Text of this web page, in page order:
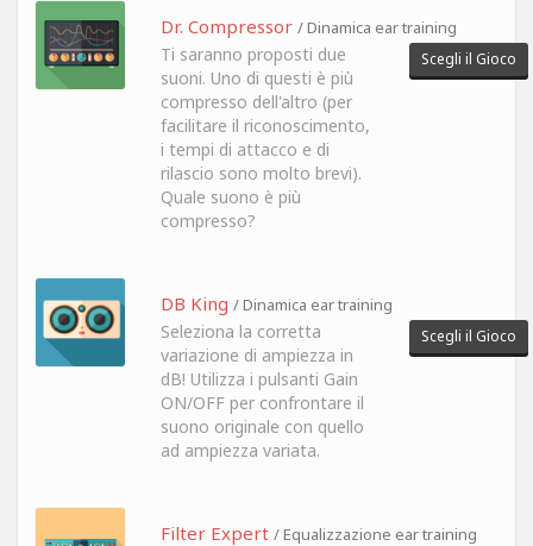
Dr. Compressor / Dinamica ear training
Ti saranno proposti due
suoni. Uno di questi è più
compresso dell'altro (per
facilitare il riconoscimento,
i tempi di attacco e di
rilascio sono molto brevi).
Quale suono è più
compresso?
Scegli il Gioco
DB King / Dinamica ear training
Seleziona la corretta
variazione di ampiezza in
dB! Utilizza i pulsanti Gain
ON/OFF per confrontare il
suono originale con quello
ad ampiezza variata.
Scegli il Gioco
Filter Expert / Equalizzazione ear training